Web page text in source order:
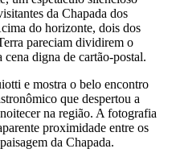
da Chapada dos
do horizonte, dois dos
pareciam dividirem o
digna de cartão-postal.
e mostra o belo encontro
que despertou a
na região. A fotografia
proximidade entre os
da Chapada.